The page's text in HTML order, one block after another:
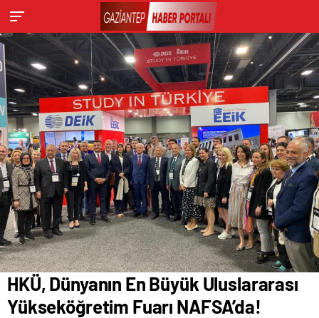
HKÜ, Dünyanın En Büyük Uluslararası
Yükseköğretim Fuarı NAFSA’da!